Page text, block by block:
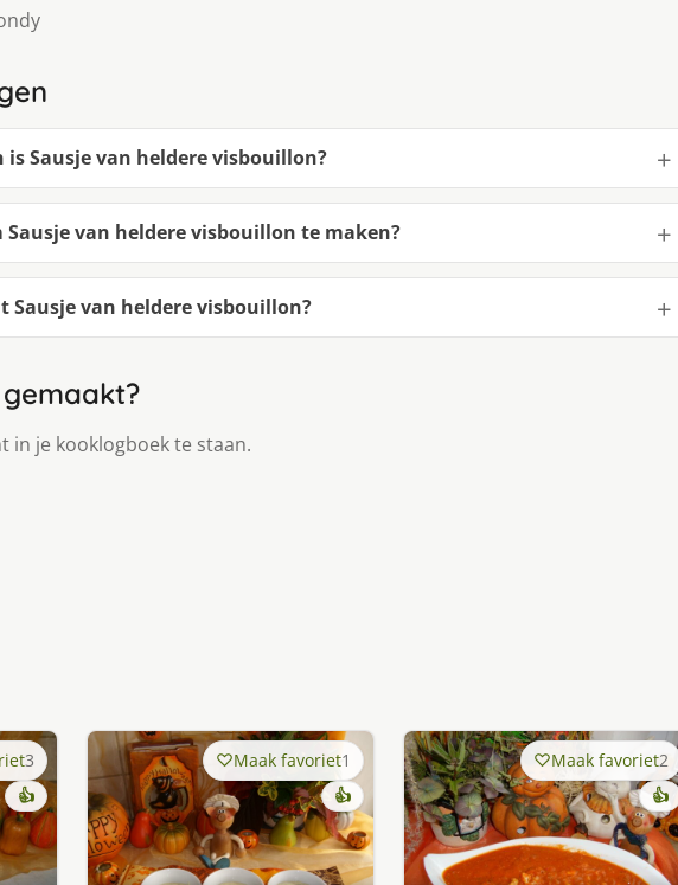
is Sausje van heldere visbouillon?
van heldere visbouillon te maken?
Sausje van heldere visbouillon?
je kooklogboek te staan.
3
👍
Maak favoriet1
👍
Maak favoriet2
👍